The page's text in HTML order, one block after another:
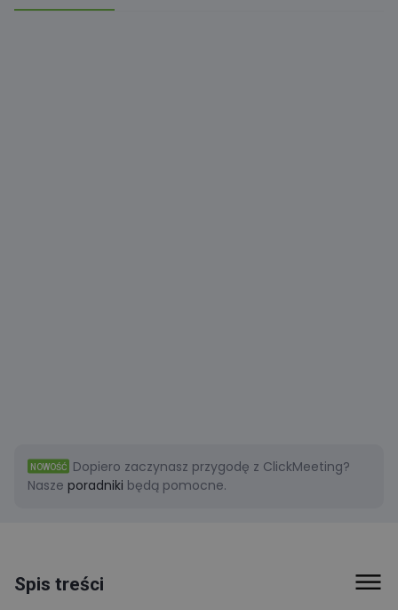
NOWOŚĆ
Dopiero zaczynasz przygodę z ClickMeeting?
Nasze poradniki będą pomocne.
Spis treści